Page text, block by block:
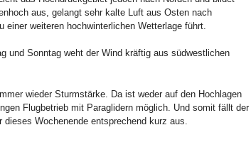
aus, gelangt sehr kalte Luft aus Osten nach
einer weiteren hochwinterlichen Wetterlage führt.
und Sonntag weht der Wind kräftig aus südwestlichen
wieder Sturmstärke. Da ist weder auf den Hochlagen
Flugbetrieb mit Paraglidern möglich. Und somit fällt der
dieses Wochenende entsprechend kurz aus.